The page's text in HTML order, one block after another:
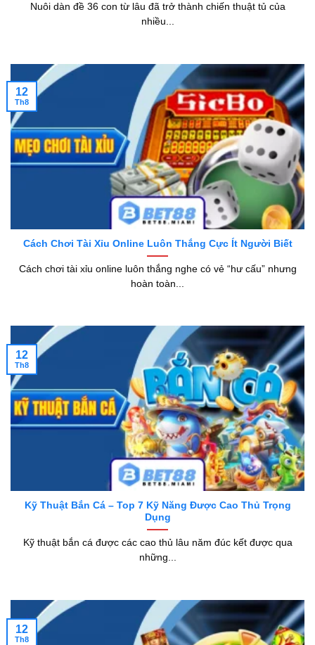
Nuôi dàn đề 36 con từ lâu đã trở thành chiến thuật tủ của
nhiều...
Cách Chơi Tài Xỉu Online Luôn Thắng Cực Ít Người Biết
Cách chơi tài xỉu online luôn thắng nghe có vẻ “hư cấu” nhưng
hoàn toàn...
12
Th8
Kỹ Thuật Bắn Cá – Top 7 Kỹ Năng Được Cao Thủ Trọng
Dụng
Kỹ thuật bắn cá được các cao thủ lâu năm đúc kết được qua
những...
12
Th8
12
Th8